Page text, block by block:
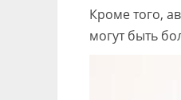
Кроме того,
могут быть